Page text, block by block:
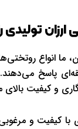
تولیدی
ما انواع
پاسخ
و کیفیت
کیفیت و